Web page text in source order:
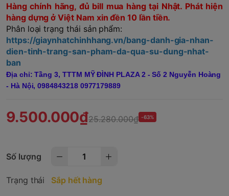
Hàng chính hãng, đủ bill mua hàng tại Nhật. Phát hiện
hàng dựng ở Việt Nam xin đền 10 lần tiền.
Phân loại trạng thái sản phẩm:
https://giaynhatchinhhang.vn/bang-danh-gia-nhan-
dien-tinh-trang-san-pham-da-qua-su-dung-nhat-
ban
Địa chỉ: Tầng 3, TTTM MỸ ĐÌNH PLAZA 2 - Số 2 Nguyễn Hoàng
- Hà Nội,0984843218 0977179889
9.500.000₫25.280.000₫ -63%
Số lượng
Trạng thái Sắp hết hàng